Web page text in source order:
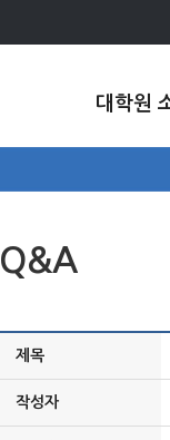
대학원
Q&A
제목
작성자